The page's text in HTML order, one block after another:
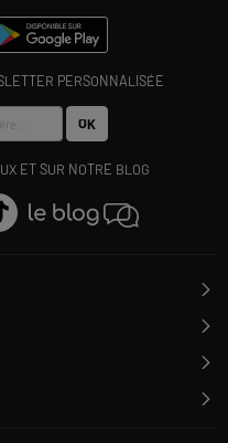
PERSONNALISÉE
OK
ET SUR NOTRE BLOG